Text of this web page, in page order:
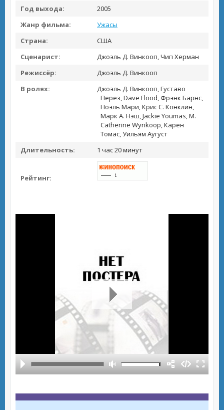
Год выхода:
2005
Жанр фильма:
Ужасы
Страна:
США
Сценарист:
Джоэль Д. Винкооп, Чип Херман
Режиссёр:
Джоэль Д. Винкооп
В ролях:
Джоэль Д. Винкооп, Густаво
Перез, Dave Flood, Фрэнк Барнс,
Ноэль Мари, Крис С. Конклин,
Марк А. Нэш, Jackie Youmas, M.
Catherine Wynkoop, Карен
Томас, Уильям Аугуст
Длительность:
1 час 20 минут
Рейтинг: